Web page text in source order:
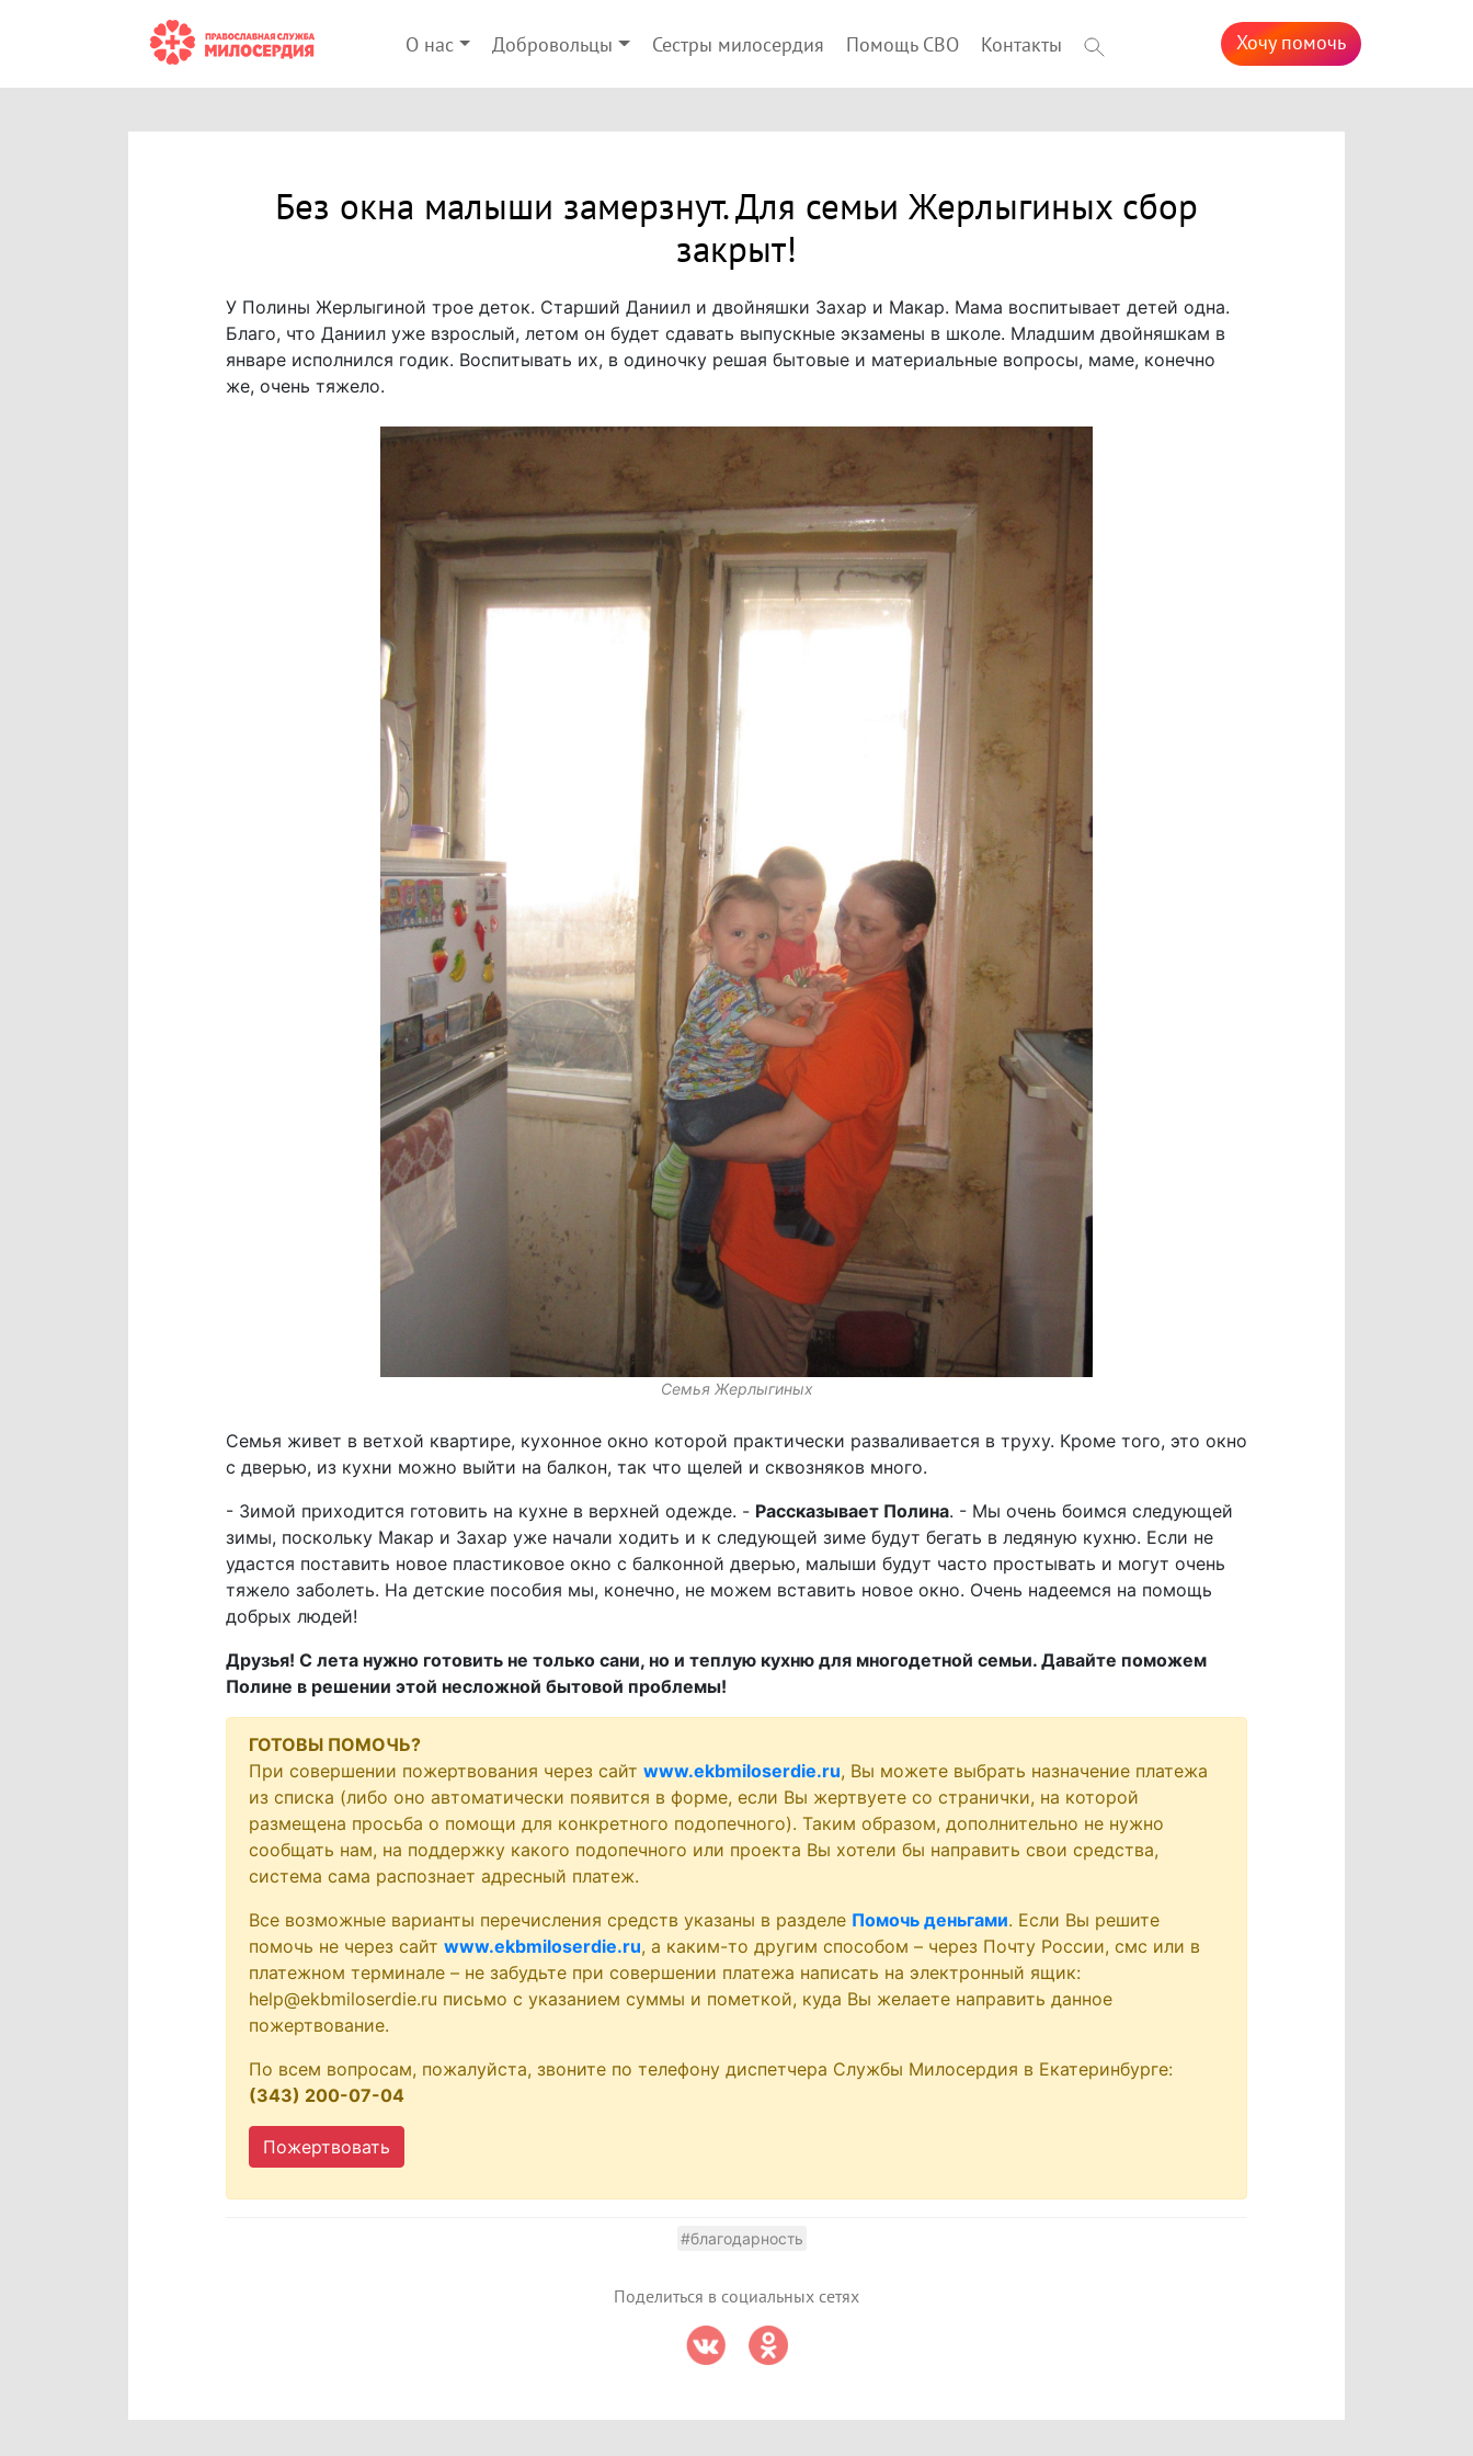
О нас Добровольцы Сестры милосердия Помощь СВО Контакты Хочу помочь
Без окна малыши замерзнут. Для семьи Жерлыгиных сбор
закрыт!
У Полины Жерлыгиной трое деток. Старший Даниил и двойняшки Захар и Макар. Мама воспитывает детей одна.
Благо, что Даниил уже взрослый, летом он будет сдавать выпускные экзамены в школе. Младшим двойняшкам в
январе исполнился годик. Воспитывать их, в одиночку решая бытовые и материальные вопросы, маме, конечно
же, очень тяжело.
Семья Жерлыгиных
Семья живет в ветхой квартире, кухонное окно которой практически разваливается в труху. Кроме того, это окно
с дверью, из кухни можно выйти на балкон, так что щелей и сквозняков много.
- Зимой приходится готовить на кухне в верхней одежде. - Рассказывает Полина. - Мы очень боимся следующей
зимы, поскольку Макар и Захар уже начали ходить и к следующей зиме будут бегать в ледяную кухню. Если не
удастся поставить новое пластиковое окно с балконной дверью, малыши будут часто простывать и могут очень
тяжело заболеть. На детские пособия мы, конечно, не можем вставить новое окно. Очень надеемся на помощь
добрых людей!
Друзья! С лета нужно готовить не только сани, но и теплую кухню для многодетной семьи. Давайте поможем
Полине в решении этой несложной бытовой проблемы!
ГОТОВЫ ПОМОЧЬ?
При совершении пожертвования через сайт www.ekbmiloserdie.ru, Вы можете выбрать назначение платежа
из списка (либо оно автоматически появится в форме, если Вы жертвуете со странички, на которой
размещена просьба о помощи для конкретного подопечного). Таким образом, дополнительно не нужно
сообщать нам, на поддержку какого подопечного или проекта Вы хотели бы направить свои средства,
система сама распознает адресный платеж.
Все возможные варианты перечисления средств указаны в разделе Помочь деньгами. Если Вы решите
помочь не через сайт www.ekbmiloserdie.ru, а каким-то другим способом – через Почту России, смс или в
платежном терминале – не забудьте при совершении платежа написать на электронный ящик:
help@ekbmiloserdie.ru письмо с указанием суммы и пометкой, куда Вы желаете направить данное
пожертвование.
По всем вопросам, пожалуйста, звоните по телефону диспетчера Службы Милосердия в Екатеринбурге:
(343) 200-07-04
Пожертвовать
#благодарность
Поделиться в социальных сетях